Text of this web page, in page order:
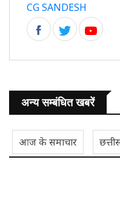
CG SANDESH
अन्य सम्बंधित खबरें
आज के समाचार